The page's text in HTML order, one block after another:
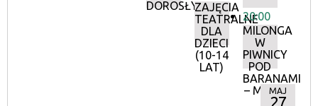
DOROSŁYCHZAJĘCIA
TEATRALNE
DLA
DZIECI
(10-14
LAT)
20:00
MILONGA
W
PIWNICY
POD
BARANAMI
– MAJMAJ
27